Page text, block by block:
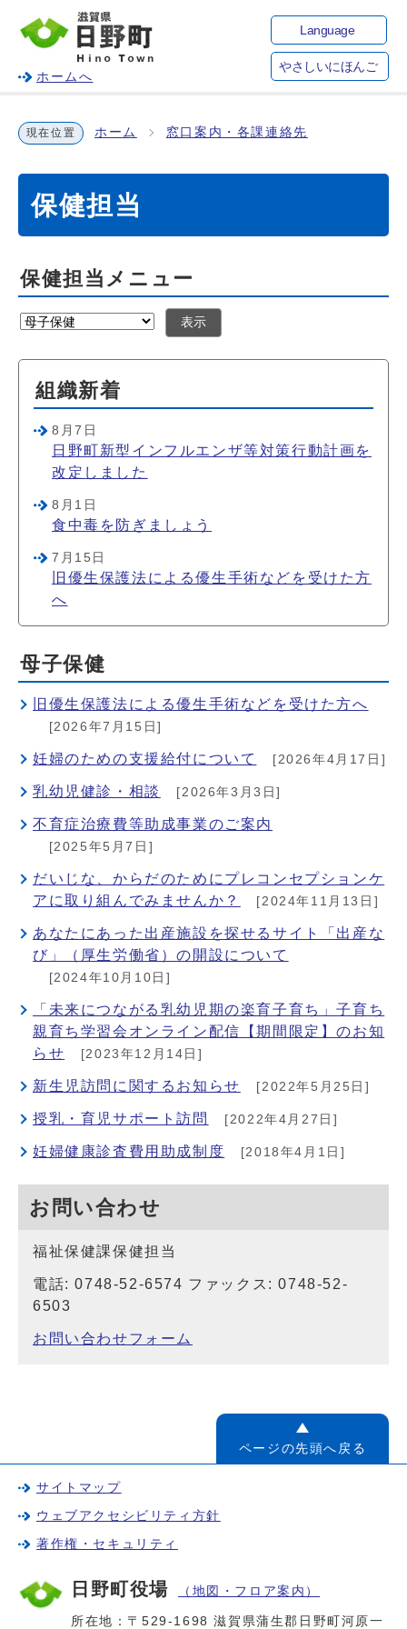
ホームへ
Language
やさしいにほんご
現在位置 ホーム 窓口案内・各課連絡先
保健担当
保健担当メニュー
表示
組織新着
8月7日
日野町新型インフルエンザ等対策行動計画を
改定しました
8月1日
食中毒を防ぎましょう
7月15日
旧優生保護法による優生手術などを受けた方
へ
母子保健
旧優生保護法による優生手術などを受けた方へ
[2026年7月15日]
妊婦のための支援給付について [2026年4月17日]
乳幼児健診・相談 [2026年3月3日]
不育症治療費等助成事業のご案内
[2025年5月7日]
だいじな、からだのためにプレコンセプションケ
アに取り組んでみませんか？
[2024年11月13日]
あなたにあった出産施設を探せるサイト「出産な
び」（厚生労働省）の開設について
[2024年10月10日]
「未来につながる乳幼児期の楽育子育ち」子育ち
親育ち学習会オンライン配信【期間限定】のお知
らせ
[2023年12月14日]
新生児訪問に関するお知らせ [2022年5月25日]
授乳・育児サポート訪問 [2022年4月27日]
妊婦健康診査費用助成制度 [2018年4月1日]
お問い合わせ
福祉保健課保健担当
電話: 0748-52-6574 ファックス: 0748-52-
6503
お問い合わせフォーム
ページの先頭へ戻る
サイトマップ
ウェブアクセシビリティ方針
著作権・セキュリティ
日野町役場 （地図・フロア案内）
所在地：〒529-1698 滋賀県蒲生郡日野町河原一